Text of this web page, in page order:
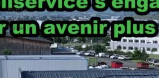
Notre
savoir
faire